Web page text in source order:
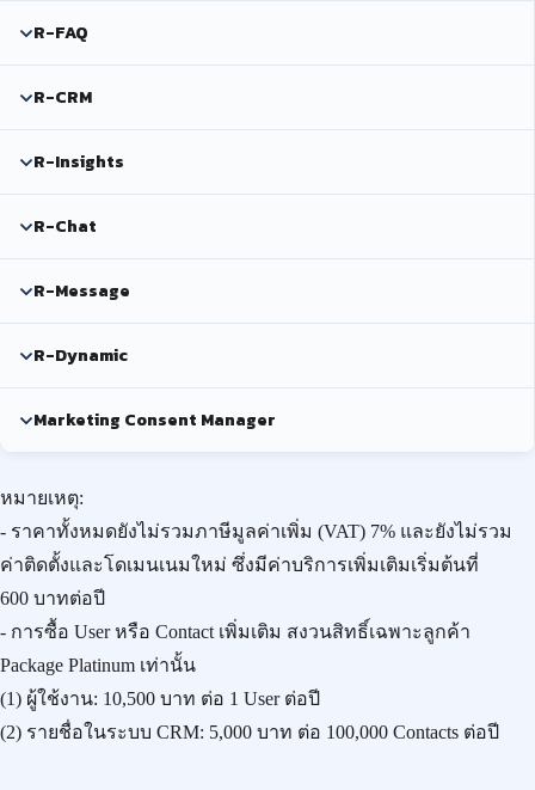
R-FAQ
R-CRM
R-Insights
R-Chat
R-Message
R-Dynamic
Marketing Consent Manager
หมายเหตุ:
- ราคาทั้งหมดยังไม่รวมภาษีมูลค่าเพิ่ม (VAT) 7% และยังไม่รวม
ค่าติดตั้งและโดเมนเนมใหม่ ซึ่งมีค่าบริการเพิ่มเติมเริ่มต้นที่
600 บาทต่อปี
- การซื้อ User หรือ Contact เพิ่มเติม สงวนสิทธิ์เฉพาะลูกค้า
Package Platinum เท่านั้น
(1) ผู้ใช้งาน: 10,500 บาท ต่อ 1 User ต่อปี
(2) รายชื่อในระบบ CRM: 5,000 บาท ต่อ 100,000 Contacts ต่อปี